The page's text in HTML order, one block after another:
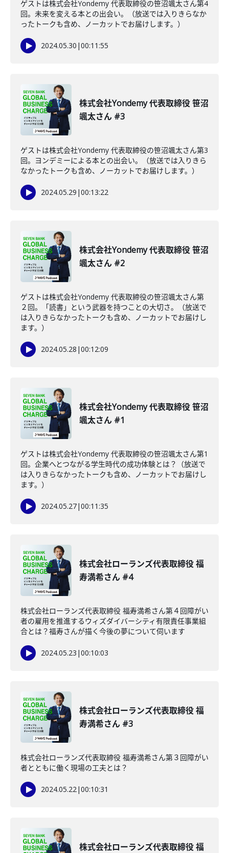
ゲストは株式会社Yondemy 代表取締役の笹沼颯太さん第4
回。未来を変える本との出会い。（放送では入りきらなか
ったトークも含め、ノーカットでお届けします。）
2024.05.30 |00:11:55
株式会社Yondemy 代表取締役 笹沼
颯太さん #3
ゲストは株式会社Yondemy 代表取締役の笹沼颯太さん第3
回。ヨンデミーによる本との出会い。（放送では入りきら
なかったトークも含め、ノーカットでお届けします。）
2024.05.29 |00:13:22
株式会社Yondemy 代表取締役 笹沼
颯太さん #2
ゲストは株式会社Yondemy 代表取締役の笹沼颯太さん第
２回。「読書」という武器を持つことの大切さ。（放送で
は入りきらなかったトークも含め、ノーカットでお届けし
ます。）
2024.05.28 |00:12:09
株式会社Yondemy 代表取締役 笹沼
颯太さん #1
ゲストは株式会社Yondemy 代表取締役の笹沼颯太さん第1
回。企業へとつながる学生時代の成功体験とは？（放送で
は入りきらなかったトークも含め、ノーカットでお届けし
ます。）
2024.05.27|00:11:35
株式会社ローランズ代表取締役 福
寿満希さん #4
株式会社ローランズ代表取締役 福寿満希さん第４回障がい
者の雇用を推進するウィズダイバーシティ有限責任事業組
合とは？福寿さんが描く今後の夢について伺います
2024.05.23 |00:10:03
株式会社ローランズ代表取締役 福
寿満希さん #3
株式会社ローランズ代表取締役 福寿満希さん第３回障がい
者とともに働く現場の工夫とは？
2024.05.22|00:10:31
株式会社ローランズ代表取締役 福